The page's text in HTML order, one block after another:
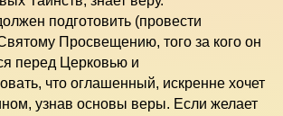
подготовить (провести
Просвещению, того за кого он
перед Церковью и
что оглашенный, искренне хочет
узнав основы веры. Если желает